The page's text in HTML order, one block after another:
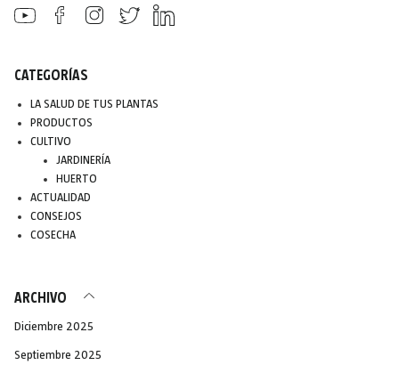
CATEGORÍAS
LA SALUD DE TUS PLANTAS
PRODUCTOS
CULTIVO
JARDINERÍA
HUERTO
ACTUALIDAD
CONSEJOS
COSECHA
ARCHIVO
Diciembre 2025
Septiembre 2025